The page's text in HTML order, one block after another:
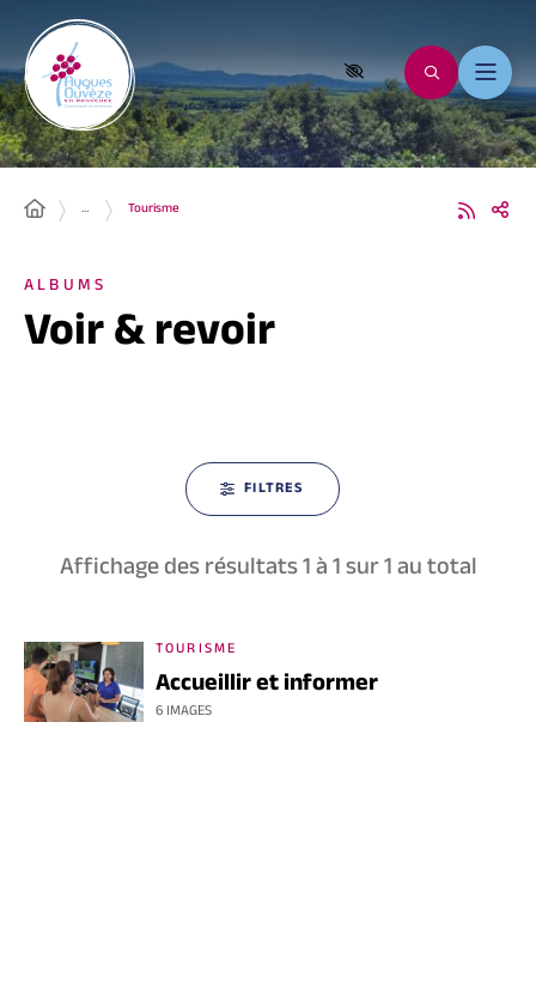
… Tourisme
ALBUMS
Voir & revoir
FILTRES
Affichage des résultats1à1sur1au total
TOURISME
Accueillir et informer
6 IMAGES